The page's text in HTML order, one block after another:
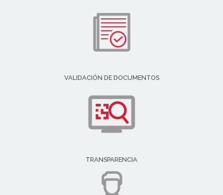
VALIDACIÓN DE DOCUMENTOS
TRANSPARENCIA